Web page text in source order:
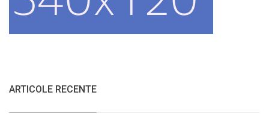
ARTICOLE RECENTE